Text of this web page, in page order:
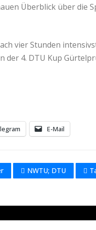
Überblick über die
vier Stunden
der 4. DTU Kup
E-Mail
NWTU; DTU